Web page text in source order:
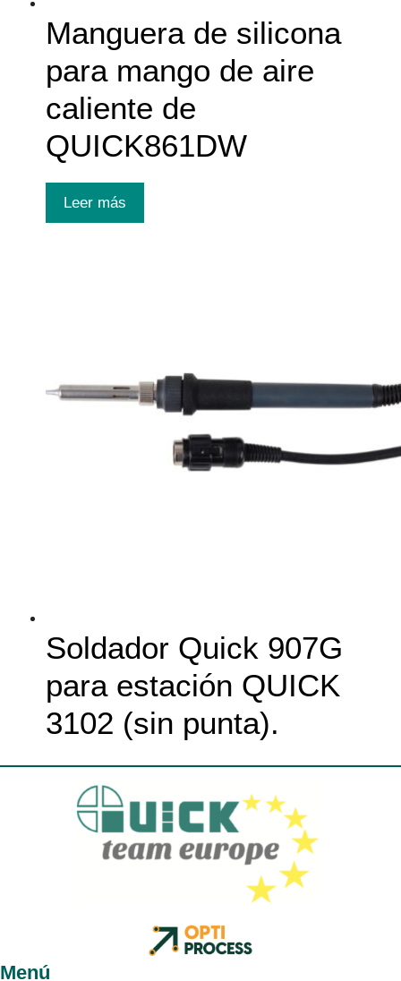
Manguera de silicona
para mango de aire
caliente de
QUICK861DW
Leer más
Soldador Quick 907G
para estación QUICK
3102 (sin punta).
Menú